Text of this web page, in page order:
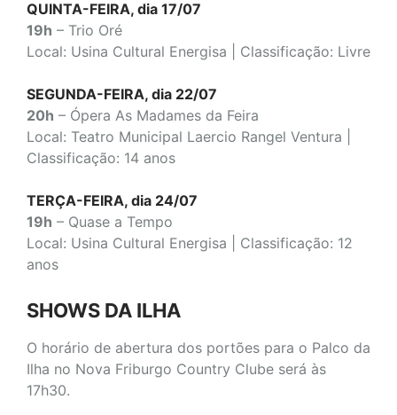
QUINTA-FEIRA, dia 17/07
19h – Trio Oré
Local: Usina Cultural Energisa | Classificação: Livre
SEGUNDA-FEIRA, dia 22/07
20h – Ópera As Madames da Feira
Local: Teatro Municipal Laercio Rangel Ventura |
Classificação: 14 anos
TERÇA-FEIRA, dia 24/07
19h – Quase a Tempo
Local: Usina Cultural Energisa | Classificação: 12
anos
SHOWS DA ILHA
O horário de abertura dos portões para o Palco da
Ilha no Nova Friburgo Country Clube será às
17h30.